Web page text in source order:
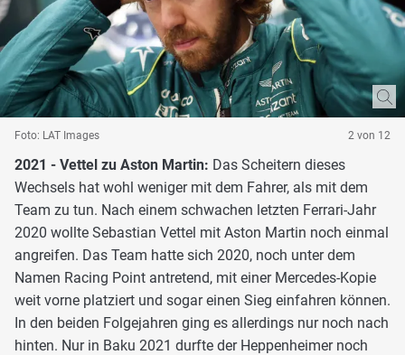
Foto: LAT Images 2 von 12
2021 - Vettel zu Aston Martin: Das Scheitern dieses
Wechsels hat wohl weniger mit dem Fahrer, als mit dem
Team zu tun. Nach einem schwachen letzten Ferrari-Jahr
2020 wollte Sebastian Vettel mit Aston Martin noch einmal
angreifen. Das Team hatte sich 2020, noch unter dem
Namen Racing Point antretend, mit einer Mercedes-Kopie
weit vorne platziert und sogar einen Sieg einfahren können.
In den beiden Folgejahren ging es allerdings nur noch nach
hinten. Nur in Baku 2021 durfte der Heppenheimer noch